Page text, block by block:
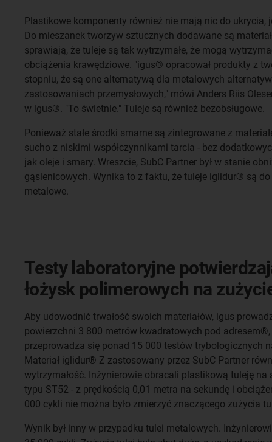
Plastikowe komponenty również nie mają nic do ukrycia,
Do mieszanek tworzyw sztucznych dodawane są
sprawiają, że tuleje są tak wytrzymałe, że mogą
obciążenia krawędziowe. "igus® opracował produkty z
stopniu, że są one alternatywą dla metalowych
zastosowaniach przemysłowych," mówi Anders Riis
w igus®. "To świetnie." Tuleje są również bezobsługowe.
Ponieważ stałe środki smarne są zintegrowane z
sucho z niskimi współczynnikami tarcia - bez
jak oleje i smary. Wreszcie, SubC Partner był w stanie
gąsienicowych. Wynika to z faktu, że tuleje iglidur® są
metalowe.
Testy laboratoryjne
łożysk polimerowych na
Aby udowodnić trwałość swoich materiałów, igus
powierzchni 3 800 metrów kwadratowych pod
przeprowadza się ponad 15 000 testów trybologicznych
Materiał iglidur® Z zastosowany przez SubC Partner
wytrzymałość. Inżynierowie obracali plastikową tuleję
typu ST52 - z prędkością 0,01 metra na sekundę i
000 cykli nie można było zmierzyć znaczącego zużycia
Wynik był inny w przypadku tulei metalowych.